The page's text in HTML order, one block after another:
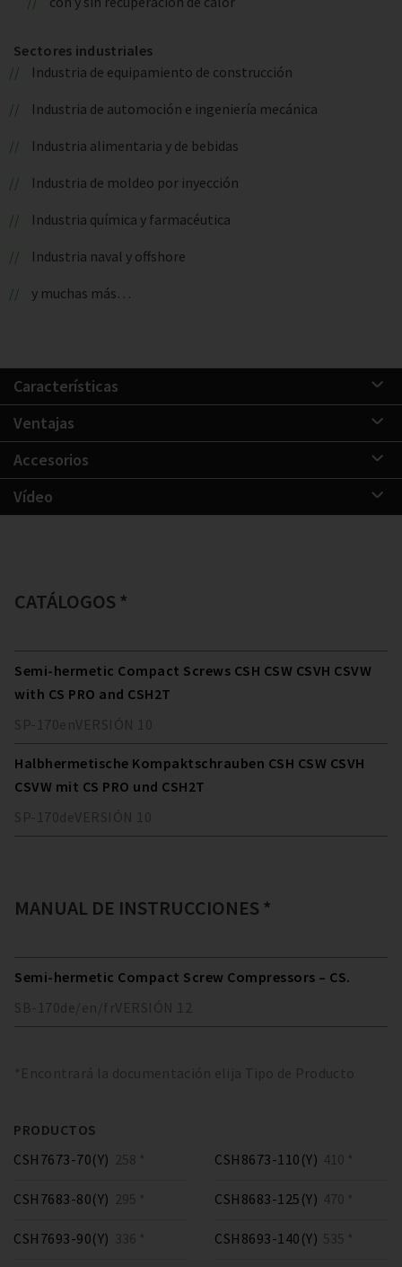
Sectores industriales
Industria de equipamiento de construcción
Industria de automoción e ingeniería mecánica
Industria alimentaria y de bebidas
Industria de moldeo por inyección
Industria química y farmacéutica
Industria naval y offshore
y muchas más…
Características
Ventajas
Accesorios
Vídeo
CATÁLOGOS *
Semi-hermetic Compact Screws CSH CSW CSVH CSVW
with CS PRO and CSH2T
SP-170enVERSIÓN 10
Halbhermetische Kompaktschrauben CSH CSW CSVH
CSVW mit CS PRO und CSH2T
SP-170deVERSIÓN 10
MANUAL DE INSTRUCCIONES *
Semi-hermetic Compact Screw Compressors – CS.
SB-170de/en/fr VERSIÓN 12
*Encontrará la documentación elija Tipo de Producto
PRODUCTOS
CSH7673-70(Y) 258 *
CSH7683-80(Y) 295 *
CSH7693-90(Y) 336 *
CSH8673-110(Y) 410 *
CSH8683-125(Y) 470 *
CSH8693-140(Y) 535 *